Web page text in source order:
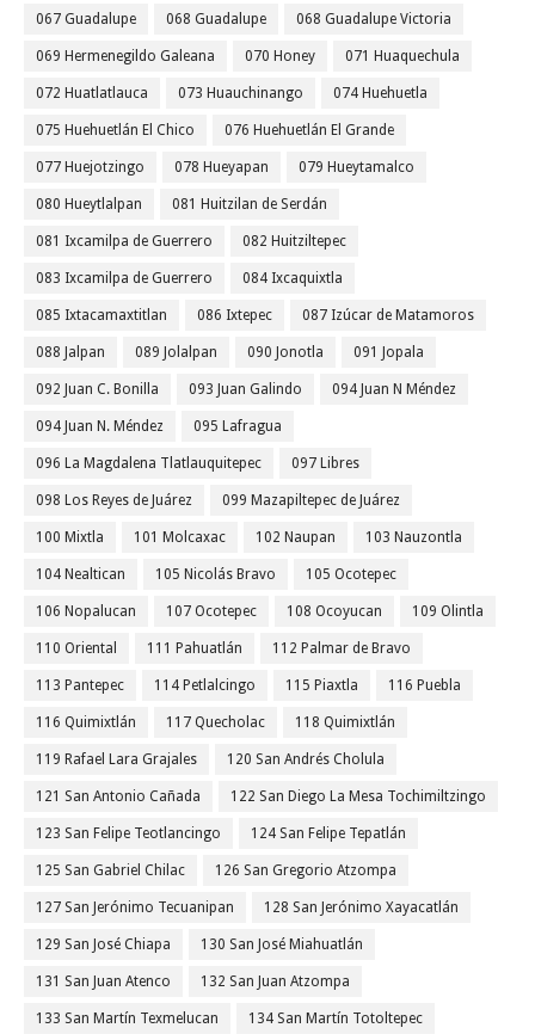
067 Guadalupe 068 Guadalupe 068 Guadalupe Victoria
069 Hermenegildo Galeana 070 Honey 071 Huaquechula
072 Huatlatlauca 073 Huauchinango 074 Huehuetla
075 Huehuetlán El Chico 076 Huehuetlán El Grande
077 Huejotzingo 078 Hueyapan 079 Hueytamalco
080 Hueytlalpan 081 Huitzilan de Serdán
081 Ixcamilpa de Guerrero 082 Huitziltepec
083 Ixcamilpa de Guerrero 084 Ixcaquixtla
085 Ixtacamaxtitlan 086 Ixtepec 087 Izúcar de Matamoros
088 Jalpan 089 Jolalpan 090 Jonotla 091 Jopala
092 Juan C. Bonilla 093 Juan Galindo 094 Juan N Méndez
094 Juan N. Méndez 095 Lafragua
096 La Magdalena Tlatlauquitepec 097 Libres
098 Los Reyes de Juárez 099 Mazapiltepec de Juárez
100 Mixtla 101 Molcaxac 102 Naupan 103 Nauzontla
104 Nealtican 105 Nicolás Bravo 105 Ocotepec
106 Nopalucan 107 Ocotepec 108 Ocoyucan 109 Olintla
110 Oriental 111 Pahuatlán 112 Palmar de Bravo
113 Pantepec 114 Petlalcingo 115 Piaxtla 116 Puebla
116 Quimixtlán 117 Quecholac 118 Quimixtlán
119 Rafael Lara Grajales 120 San Andrés Cholula
121 San Antonio Cañada 122 San Diego La Mesa Tochimiltzingo
123 San Felipe Teotlancingo 124 San Felipe Tepatlán
125 San Gabriel Chilac 126 San Gregorio Atzompa
127 San Jerónimo Tecuanipan 128 San Jerónimo Xayacatlán
129 San José Chiapa 130 San José Miahuatlán
131 San Juan Atenco 132 San Juan Atzompa
133 San Martín Texmelucan 134 San Martín Totoltepec